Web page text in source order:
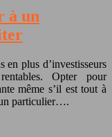
à un
en plus d’investisseurs
Opter pour
même s’il est tout à
particulier….